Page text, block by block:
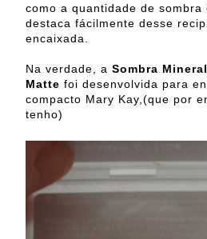
como a quantidade de sombra
destaca fácilmente desse
encaixada.
Na verdade, a Sombra
Matte foi desenvolvida para
compacto Mary Kay,(que por
tenho)